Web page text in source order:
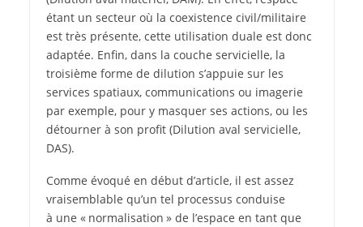
étant un secteur où la coexistence civil/militaire
est très présente, cette utilisation duale est donc
adaptée. Enfin, dans la couche servicielle, la
troisième forme de dilution s’appuie sur les
services spatiaux, communications ou imagerie
par exemple, pour y masquer ses actions, ou les
détourner à son profit (Dilution aval servicielle,
DAS).
Comme évoqué en début d’article, il est assez
vraisemblable qu’un tel processus conduise
à une « normalisation » de l’espace en tant que